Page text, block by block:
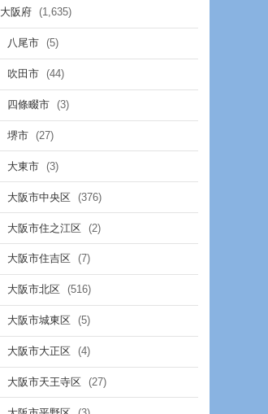
大阪府 (1,635)
八尾市 (5)
吹田市 (44)
四條畷市 (3)
堺市 (27)
大東市 (3)
大阪市中央区 (376)
大阪市住之江区 (2)
大阪市住吉区 (7)
大阪市北区 (516)
大阪市城東区 (5)
大阪市大正区 (4)
大阪市天王寺区 (27)